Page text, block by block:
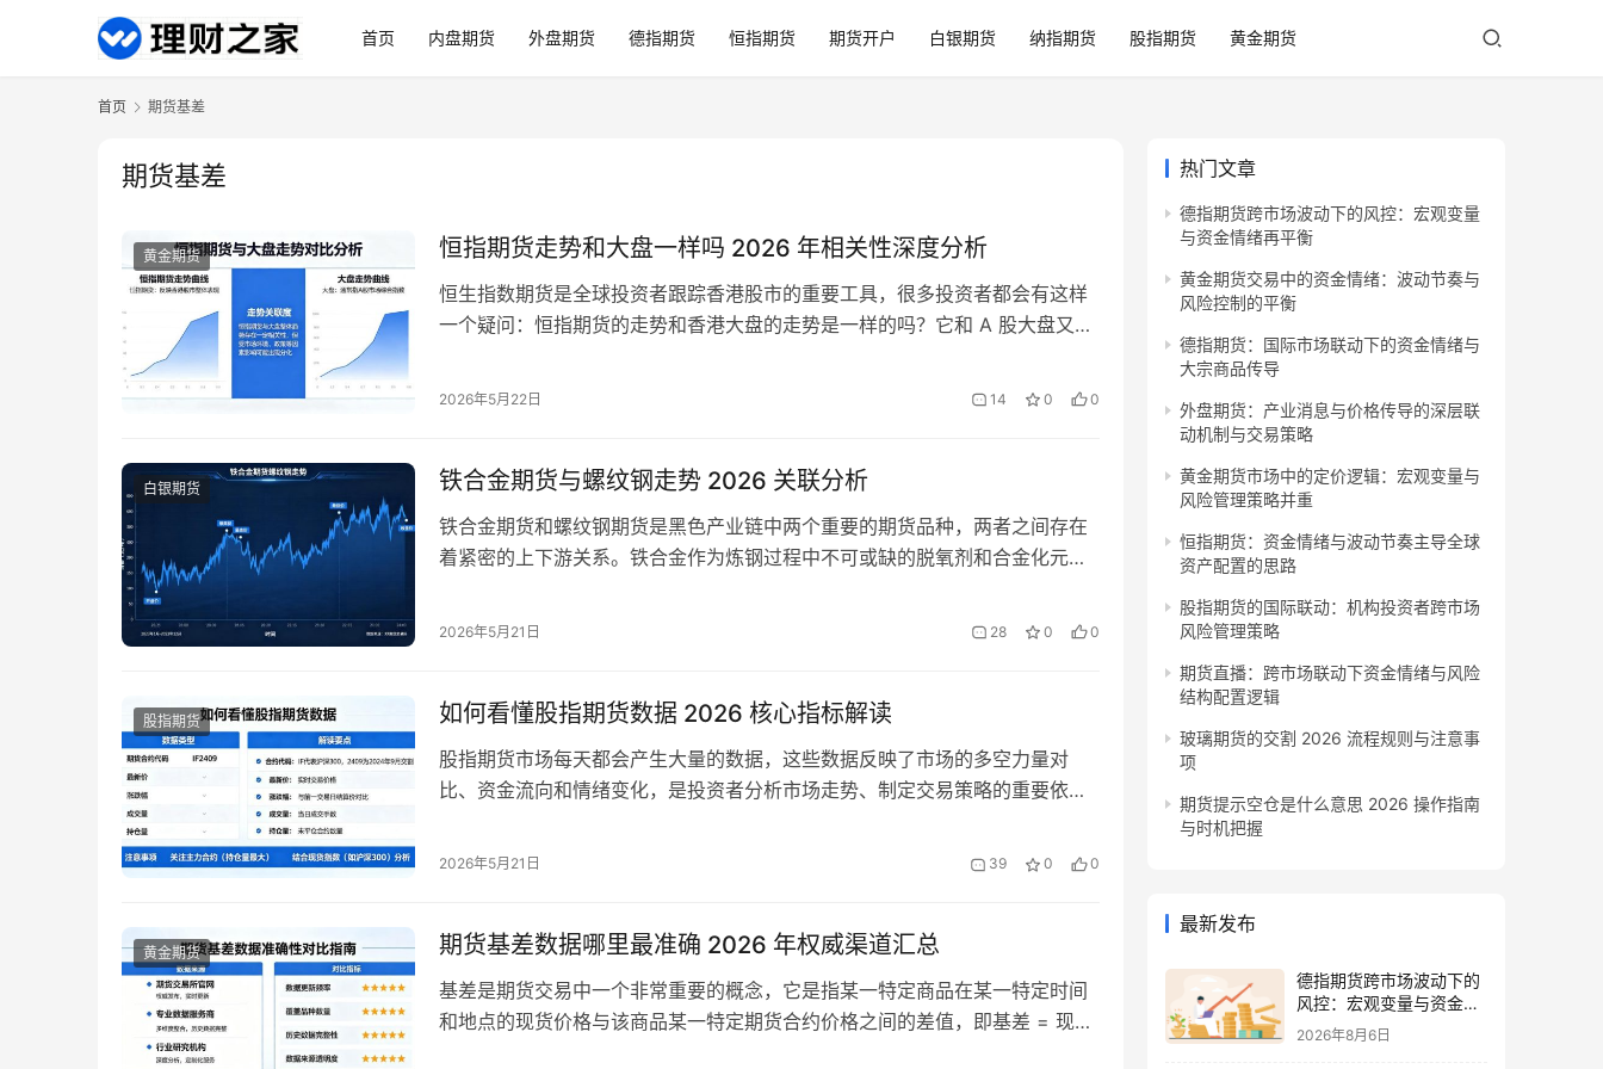
首页 内盘期货 外盘期货 德指期货 恒指期货 期货开户 白银期货 纳指期货 股指期货 黄金期货
首页 期货基差
期货基差
黄金期货 恒指期货走势和大盘一样吗 2026 年相关性深度分析
恒生指数期货是全球投资者跟踪香港股市的重要工具，很多投资者都会有这样
一个疑问：恒指期货的走势和香港大盘的走势是一样的吗？它和 A 股大盘又有
性，帮助投资者更好地理解恒指期货的走势规律。 一、恒指期货与香港大盘的
2026年5月22日 14 0 0
白银期货 铁合金期货与螺纹钢走势 2026 关联分析
铁合金期货和螺纹钢期货是黑色产业链中两个重要的期货品种，两者之间存在
着紧密的上下游关系。铁合金作为炼钢过程中不可或缺的脱氧剂和合金化元
势往往成为铁合金需求预期的先行指标。2026 年以来，黑色产业链供需格局
2026年5月21日 28 0 0
股指期货 如何看懂股指期货数据 2026 核心指标解读
股指期货市场每天都会产生大量的数据，这些数据反映了市场的多空力量对
比、资金流向和情绪变化，是投资者分析市场走势、制定交易策略的重要依
手。2026 年以来，股指期货市场的投资者结构更加多元化，数据的重要性更
2026年5月21日 39 0 0
黄金期货 期货基差数据哪里最准确 2026 年权威渠道汇总
基差是期货交易中一个非常重要的概念，它是指某一特定商品在某一特定时间
和地点的现货价格与该商品某一特定期货合约价格之间的差值，即基差 = 现货
热门文章
德指期货跨市场波动下的风控：宏观变量
与资金情绪再平衡
黄金期货交易中的资金情绪：波动节奏与
风险控制的平衡
德指期货：国际市场联动下的资金情绪与
大宗商品传导
外盘期货：产业消息与价格传导的深层联
动机制与交易策略
黄金期货市场中的定价逻辑：宏观变量与
风险管理策略并重
恒指期货：资金情绪与波动节奏主导全球
资产配置的思路
股指期货的国际联动：机构投资者跨市场
风险管理策略
期货直播：跨市场联动下资金情绪与风险
结构配置逻辑
玻璃期货的交割 2026 流程规则与注意事
项
期货提示空仓是什么意思 2026 操作指南
与时机把握
最新发布
德指期货跨市场波动下的
风控：宏观变量与资金情
绪再平衡
2026年8月6日